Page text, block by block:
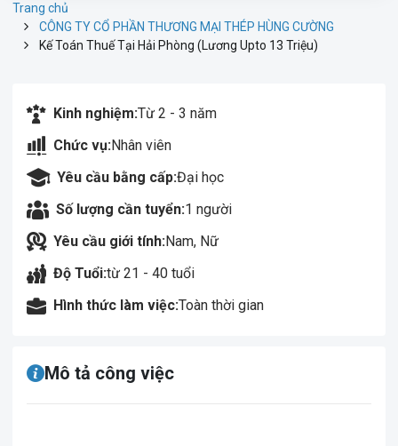
Trang chủ
CÔNG TY CỔ PHẦN THƯƠNG MẠI THÉP HÙNG CƯỜNG
Kế Toán Thuế Tại Hải Phòng (Lương Upto 13 Triệu)
Kinh nghiệm:Từ 2 - 3 năm
Chức vụ:Nhân viên
Yêu cầu bằng cấp:Đại học
Số lượng cần tuyển:1 người
Yêu cầu giới tính:Nam, Nữ
Độ Tuổi:từ 21 - 40 tuổi
Hình thức làm việc:Toàn thời gian
Mô tả công việc